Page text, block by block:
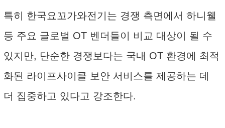
특히 한국요꼬가와전기는 경쟁 측면에서 하니웰
등 주요 글로벌 OT 벤더들이 비교 대상이 될 수
있지만, 단순한 경쟁보다는 국내 OT 환경에 최적
화된 라이프사이클 보안 서비스를 제공하는 데
더 집중하고 있다고 강조한다.